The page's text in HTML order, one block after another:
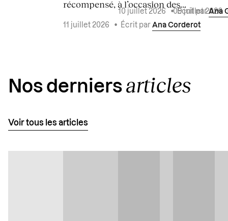
récompensé, à l’occasion des...
11 juillet 2026 • Écrit par Ana Corderot
10 juillet 2026 •Écrit parAna
09 juillet 2026
Nos derniers articles
Voir tous les articles